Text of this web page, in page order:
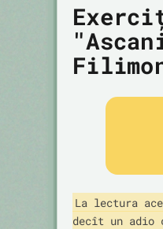
La lectura
decît un adio